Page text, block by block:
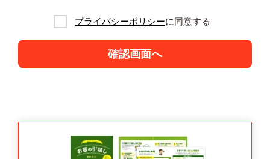
プライバシーポリシーに同意する
確認画面へ